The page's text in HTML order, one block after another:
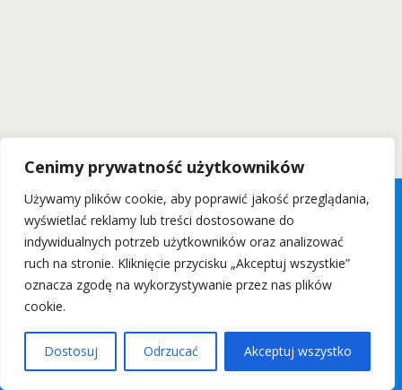
Cenimy prywatność użytkowników
Używamy plików cookie, aby poprawić jakość przeglądania,
wyświetlać reklamy lub treści dostosowane do
indywidualnych potrzeb użytkowników oraz analizować
ruch na stronie. Kliknięcie przycisku „Akceptuj wszystkie”
oznacza zgodę na wykorzystywanie przez nas plików
cookie.
Dostosuj Odrzucać Akceptuj wszystko